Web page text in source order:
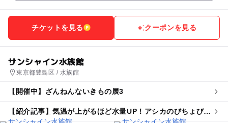
チケットを見る クーポンを見る
サンシャイン水族館
東京都豊島区 / 水族館
【開催中】ざんねんないきもの展3
【紹介記事】気温が上がるほど水量UP！アシカのびちょびち
ょ大作戦が池袋の水族館で 自由研究も